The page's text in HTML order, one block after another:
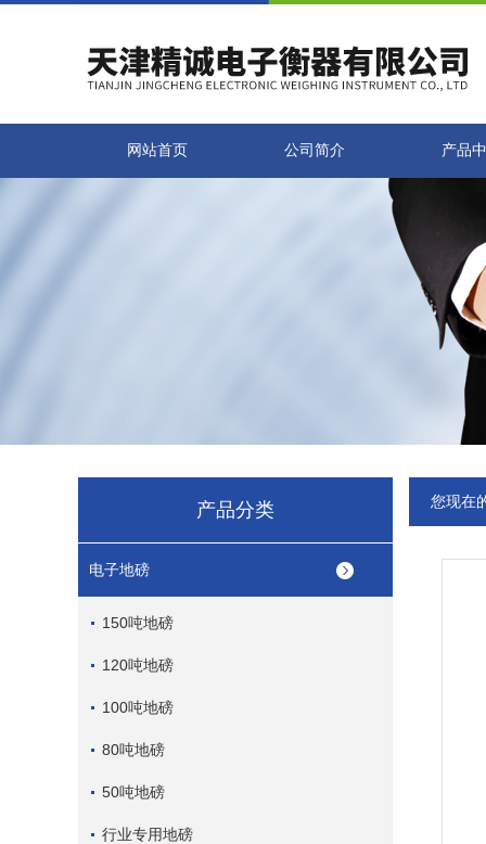
网站首页 公司简介 产品
产品分类
电子地磅
150吨地磅
120吨地磅
100吨地磅
80吨地磅
50吨地磅
行业专用地磅
您现在